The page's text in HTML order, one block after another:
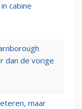
cabine
dan de vorige
maar